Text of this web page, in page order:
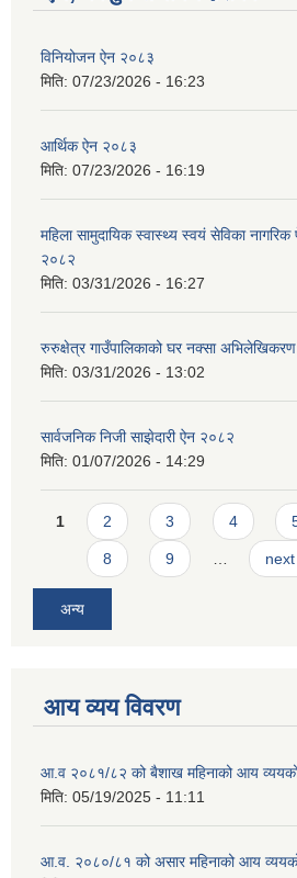
विनियोजन ऐन २०८३
मिति: 07/23/2026 - 16:23
आर्थिक ऐन २०८३
मिति: 07/23/2026 - 16:19
महिला सामुदायिक स्वास्थ्य स्वयं सेविका नागरिक
२०८२
मिति: 03/31/2026 - 16:27
रुरुक्षेत्र गाउँपालिकाको घर नक्सा अभिलेखिकरण
मिति: 03/31/2026 - 13:02
सार्वजनिक निजी साझेदारी ऐन २०८२
मिति: 01/07/2026 - 14:29
Pages
1 2 3 4
8 9 next
अन्य
आय व्यय विवरण
आ.व २०८१/८२ को बैशाख महिनाको आय
मिति: 05/19/2025 - 11:11
आ.व. २०८०/८१ को असार महिनाको आय